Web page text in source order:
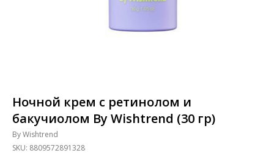
Ночной крем с ретинолом и
бакучиолом By Wishtrend (30 гр)
By Wishtrend
SKU: 8809572891328